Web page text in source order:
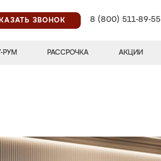
ЗВОНОК
8 (800) 511-89-55
РУМ РАССРОЧКА АКЦИИ